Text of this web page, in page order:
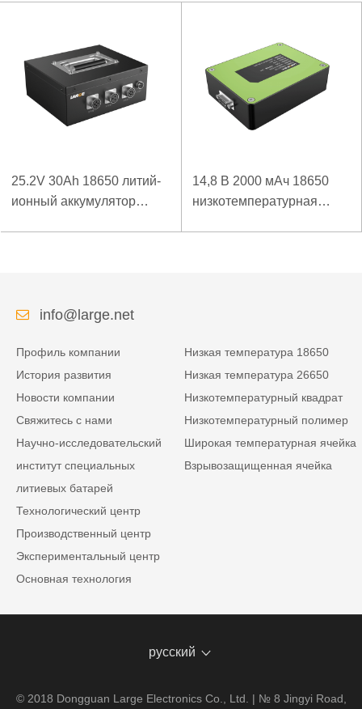
25.2V 30Ah 18650 литий-
ионный аккумулятор
14,8 В 2000 мАч 18650
низкотемпературная
info@large.net
Профиль компании
История развития
Новости компании
Свяжитесь с нами
Научно-исследовательский
институт специальных
литиевых батарей
Технологический центр
Производственный центр
Экспериментальный центр
Основная технология
Низкая температура 18650
Низкая температура 26650
Низкотемпературный квадрат
Низкотемпературный полимер
Широкая температурная ячейка
Взрывозащищенная ячейка
русский
© 2018 Dongguan Large Electronics Co., Ltd. | № 8 Jingyi Road,